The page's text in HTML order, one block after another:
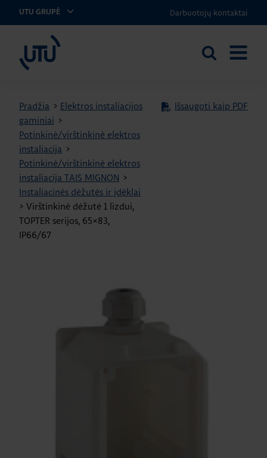
UTU GRUPĖ Darbuotojų kontaktai
UTU Lithuania
Ieškoti
Pradžia > Elektros instaliacijos
gaminiai >
Potinkinė/virštinkinė elektros
instaliacija >
Potinkinė/virštinkinė elektros
instaliacija TAIS MIGNON >
Instaliacinės dėžutės ir įdėklai
> Virštinkinė dėžutė 1 lizdui,
TOPTER serijos, 65×83,
IP66/67
Išsaugoti kaip PDF